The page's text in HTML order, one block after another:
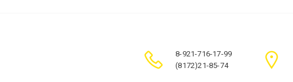
8-921-716-17-99
(8172)21-85-74